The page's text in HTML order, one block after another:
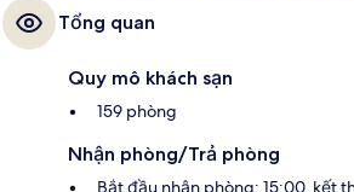
Tổng quan
Quy mô khách sạn
159 phòng
Nhận phòng/Trả phòng
Bắt đầu nhận phòng: 15:00, kết